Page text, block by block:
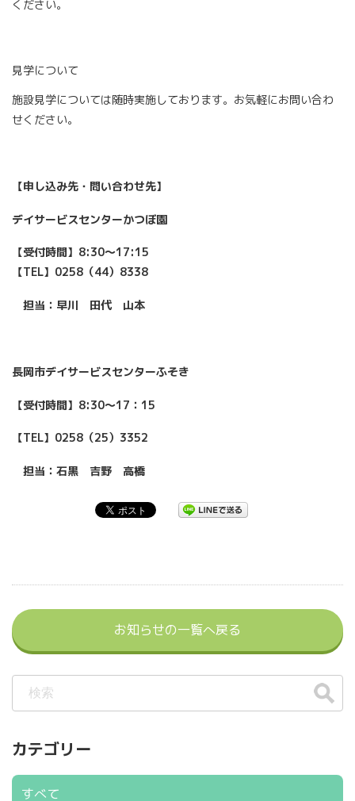
ください。
見学について
施設見学については随時実施しております。お気軽にお問い合わ
せください。
【申し込み先・問い合わせ先】
デイサービスセンターかつぼ園
【受付時間】8:30～17:15
【TEL】0258（44）8338
担当：早川 田代 山本
長岡市デイサービスセンターふそき
【受付時間】8:30～17：15
【TEL】0258（25）3352
担当：石黒 吉野 高橋
お知らせの一覧へ戻る
カテゴリー
すべて